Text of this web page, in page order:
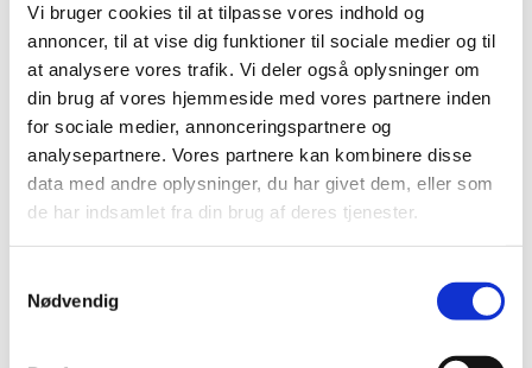
Vi bruger cookies til at tilpasse vores indhold og
annoncer, til at vise dig funktioner til sociale medier og til
at analysere vores trafik. Vi deler også oplysninger om
din brug af vores hjemmeside med vores partnere inden
for sociale medier, annonceringspartnere og
analysepartnere. Vores partnere kan kombinere disse
data med andre oplysninger, du har givet dem, eller som
de har indsamlet fra din brug af deres tjenester.
Nødvendig